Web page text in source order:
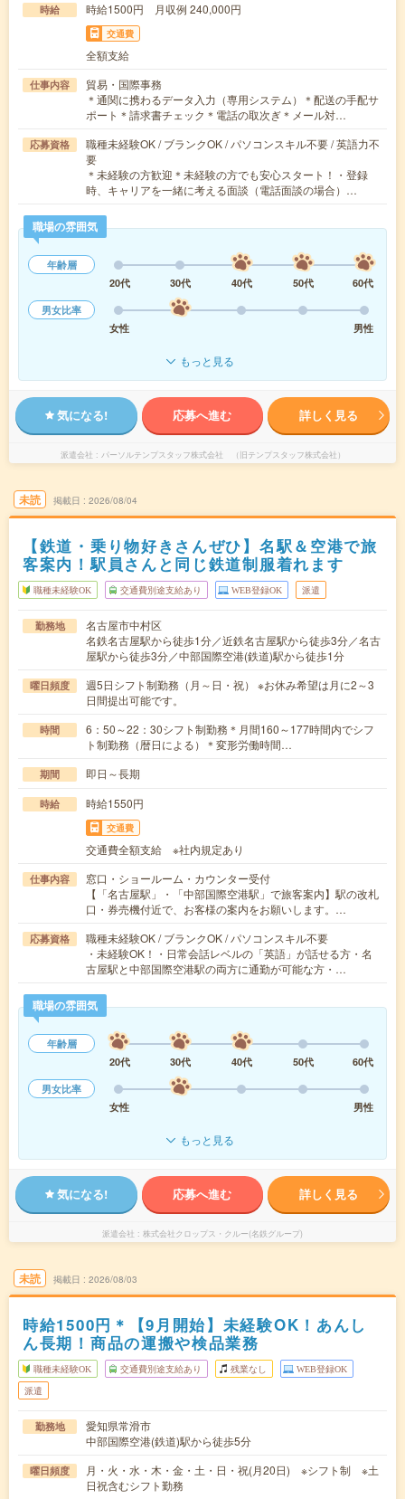
時給 時給1500円 月収例 240,000円
交通費
全額支給
仕事内容
貿易・国際事務
＊通関に携わるデータ入力（専用システム）＊配送の手配サ
ポート＊請求書チェック＊電話の取次ぎ＊メール対…
応募資格
職種未経験OK / ブランクOK / パソコンスキル不要 / 英語力不
要
＊未経験の方歓迎＊未経験の方でも安心スタート！・登録
時、キャリアを一緒に考える面談（電話面談の場合）…
職場の雰囲気
年齢層
20代
30代 40代 50代
60代
男女比率
女性
男性
もっと見る
気になる! 応募へ進む 詳しく見る
派遣会社 パーソルテンプスタッフ株式会社 （旧テンプスタッフ株式会社）
未読 掲載日 2026/08/04
【鉄道・乗り物好きさんぜひ】名駅＆空港で旅
客案内！駅員さんと同じ鉄道制服着れます
職種未経験OK 交通費別途支給あり WEB登録OK 派遣
勤務地
名古屋市中村区
名鉄名古屋駅から徒歩1分／近鉄名古屋駅から徒歩3分／名古
屋駅から徒歩3分／中部国際空港(鉄道)駅から徒歩1分
曜日頻度
週5日シフト制勤務（月～日・祝） ※お休み希望は月に2～3
日間提出可能です。
時間
6：50～22：30シフト制勤務＊月間160～177時間内でシフ
ト制勤務（暦日による）＊変形労働時間…
期間 即日～長期
時給 時給1550円
交通費
交通費全額支給 ※社内規定あり
仕事内容
窓口・ショールーム・カウンター受付
【「名古屋駅」・「中部国際空港駅」で旅客案内】駅の改札
口・券売機付近で、お客様の案内をお願いします。…
応募資格
職種未経験OK / ブランクOK / パソコンスキル不要
・未経験OK！・日常会話レベルの「英語」が話せる方・名
古屋駅と中部国際空港駅の両方に通勤が可能な方・…
職場の雰囲気
年齢層
20代
30代 40代 50代
60代
男女比率
女性
男性
もっと見る
気になる! 応募へ進む 詳しく見る
派遣会社 株式会社クロップス・クルー(名鉄グループ)
未読 掲載日 2026/08/03
時給1500円＊【9月開始】未経験OK！あんし
ん長期！商品の運搬や検品業務
職種未経験OK 交通費別途支給あり 残業なし WEB登録OK
派遣
勤務地
愛知県常滑市
中部国際空港(鉄道)駅から徒歩5分
曜日頻度
月・火・水・木・金・土・日・祝(月20日) ※シフト制 ※土
日祝含むシフト勤務